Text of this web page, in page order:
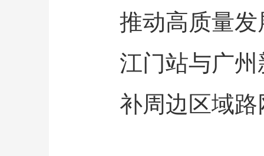
推动高质量
江门站与广
补周边区域